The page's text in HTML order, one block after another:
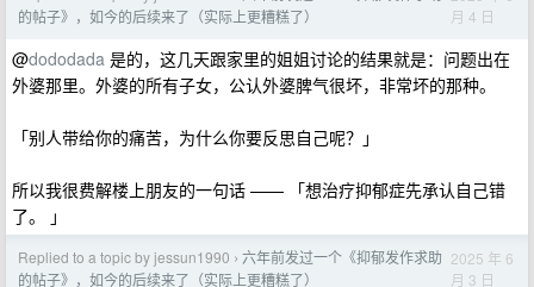
的帖子》，如今的后续来了（实际上更糟糕了）
月 4 日
@dododada 是的，这几天跟家里的姐姐讨论的结果就是：问题出在
外婆那里。外婆的所有子女，公认外婆脾气很坏，非常坏的那种。
「别人带给你的痛苦，为什么你要反思自己呢？」
所以我很费解楼上朋友的一句话 —— 「想治疗抑郁症先承认自己错
了。 」
Replied to a topic by jessun1990 › 六年前发过一个《抑郁发作求助
的帖子》，如今的后续来了（实际上更糟糕了）
2025 年 6
月 3 日